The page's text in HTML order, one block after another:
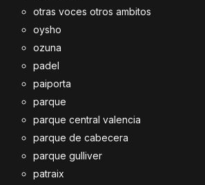
otras voces otros ambitos
oysho
ozuna
padel
paiporta
parque
parque central valencia
parque de cabecera
parque gulliver
patraix